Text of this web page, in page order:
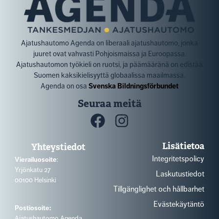
Ajatushautomo Agenda on liberaali ajatushautomo, jonka
juuret ovat vahvasti Pohjoismaissa ja Euroopassa.
Ajatushautomon työkieli on ruotsi, ja päämääränä on edistää
Suomen kaksikielisyyttä globaalissa maailmassa.
Agenda on osa Svenska Bildningsförbundet
Seuraa meitä
Yhteystiedot
Vierailuosoite:
Yrjönkatu 27
00100 Helsinki
Postiosoite:
Lisätietoa
Integritetspolicy
Laskutustiedot
Tillgänglighet och hållbarhet
Evästekäytäntö